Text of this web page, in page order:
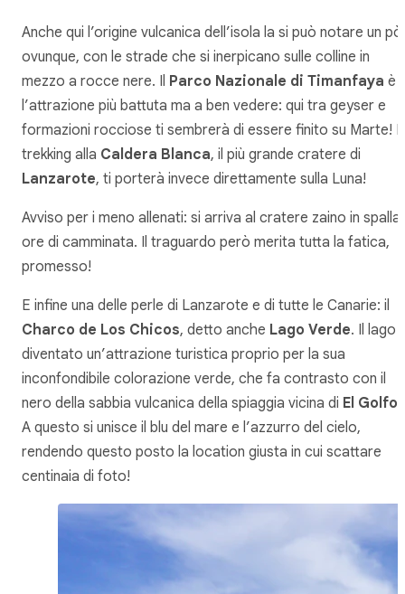
Anche qui l’origine vulcanica dell’isola la si può notare un pò
ovunque, con le strade che si inerpicano sulle colline in
mezzo a rocce nere. Il Parco Nazionale di Timanfaya è
l’attrazione più battuta ma a ben vedere: qui tra geyser e
formazioni rocciose ti sembrerà di essere finito su Marte! Il
trekking alla Caldera Blanca, il più grande cratere di
Lanzarote, ti porterà invece direttamente sulla Luna!
Avviso per i meno allenati: si arriva al cratere zaino in spalla
ore di camminata. Il traguardo però merita tutta la fatica,
promesso!
E infine una delle perle di Lanzarote e di tutte le Canarie: il
Charco de Los Chicos, detto anche Lago Verde. Il lago
diventato un’attrazione turistica proprio per la sua
inconfondibile colorazione verde, che fa contrasto con il
nero della sabbia vulcanica della spiaggia vicina di El Golfo
A questo si unisce il blu del mare e l’azzurro del cielo,
rendendo questo posto la location giusta in cui scattare
centinaia di foto!